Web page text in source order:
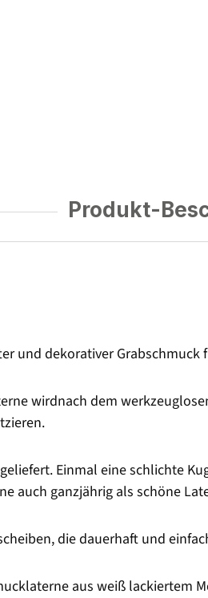
Produkt-
und dekorativer Grabschmuck
wirdnach dem
Einmal eine schlichte
auch ganzjährig als schöne
die dauerhaft und
aus weiß lackiertem